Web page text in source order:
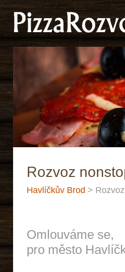
Rozvoz
Havlíčkův Brod >
Omlouváme se,
pro město